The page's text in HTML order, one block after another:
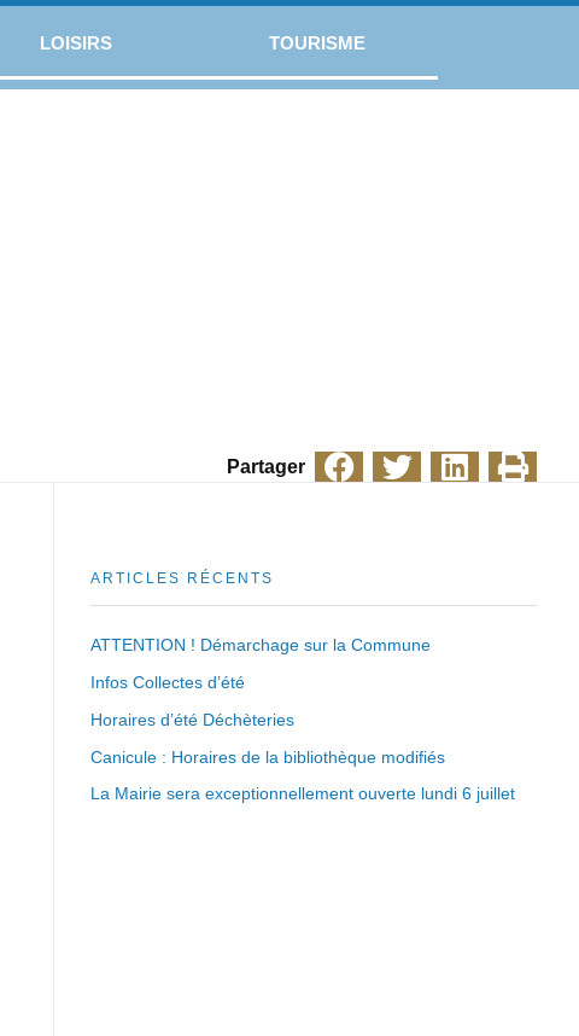
LOISIRS TOURISME
Partager
ARTICLES RÉCENTS
ATTENTION ! Démarchage sur la Commune
Infos Collectes d’été
Horaires d’été Déchèteries
Canicule : Horaires de la bibliothèque modifiés
La Mairie sera exceptionnellement ouverte lundi 6 juillet